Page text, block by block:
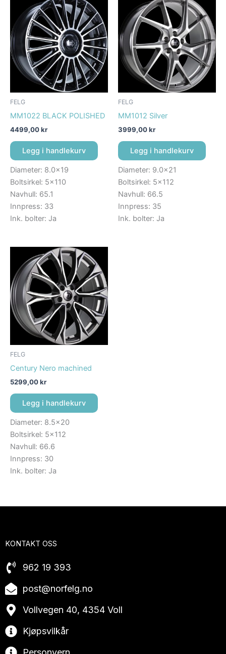
FELG
MM1022 BLACK POLISHED
4499,00kr
Legg i handlekurv
Diameter: 8.0×19
Boltsirkel: 5×110
Navhull: 65.1
Innpress: 33
Ink. bolter: Ja
FELG
MM1012 Silver
3999,00kr
Legg i handlekurv
Diameter: 9.0×21
Boltsirkel: 5×112
Navhull: 66.5
Innpress: 35
Ink. bolter: Ja
FELG
Century Nero machined
5299,00kr
Legg i handlekurv
Diameter: 8.5×20
Boltsirkel: 5×112
Navhull: 66.6
Innpress: 30
Ink. bolter: Ja
KONTAKT OSS
962 19 393
post@norfelg.no
Vollvegen 40, 4354 Voll
Kjøpsvilkår